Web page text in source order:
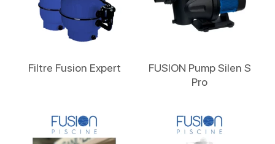
Filtre Fusion Expert
FUSION Pump Silen S
Pro